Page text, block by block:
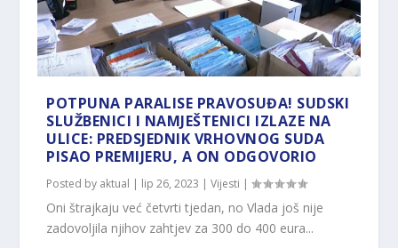
POTPUNA PARALISE PRAVOSUĐA! SUDSKI
SLUŽBENICI I NAMJEŠTENICI IZLAZE NA
ULICE: PREDSJEDNIK VRHOVNOG SUDA
PISAO PREMIJERU, A ON ODGOVORIO
Posted by aktual | lip 26, 2023 |Vijesti |
Oni štrajkaju već četvrti tjedan, no Vlada još nije
zadovoljila njihov zahtjev za 300 do 400 eura...